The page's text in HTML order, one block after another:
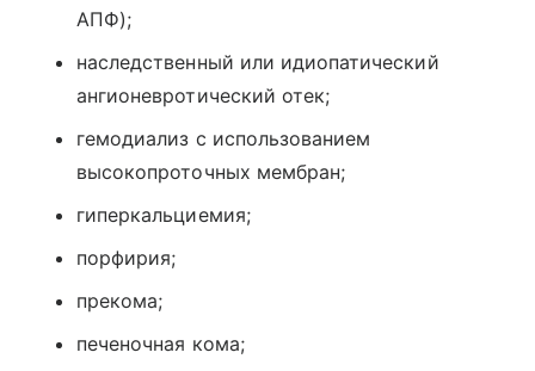
АПФ);
наследственный или идиопатический
ангионевротический отек;
гемодиализ с использованием
высокопроточных мембран;
гиперкальциемия;
порфирия;
прекома;
печеночная кома;